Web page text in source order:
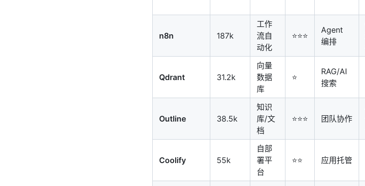
n8n 187k
工作
流自
动化
⭐⭐⭐
Agent
编排
Qdrant 31.2k
向量
数据
库
⭐
RAG/AI
搜索
Outline 38.5k
知识
库/文
档
⭐⭐⭐ 团队协作
Coolify 55k
自部
署平
台
⭐⭐ 应用托管